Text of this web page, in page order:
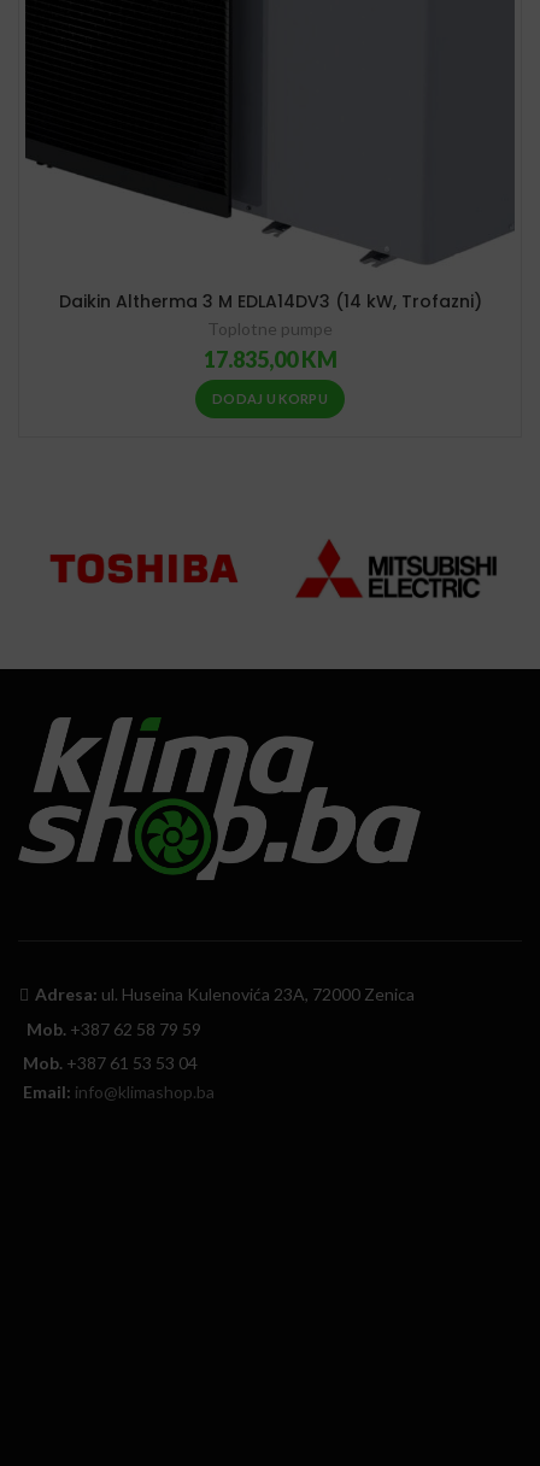
Daikin Altherma 3 M EDLA14DV3 (14 kW, Trofazni)
Toplotne pumpe
17.835,00KM
DODAJ U KORPU
Adresa: ul. Huseina Kulenovića 23A, 72000 Zenica
Mob. +387 62 58 79 59
Mob. +387 61 53 53 04
Email: info@klimashop.ba